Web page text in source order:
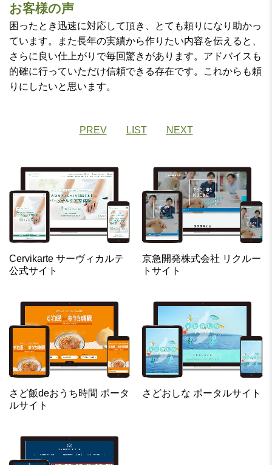
お客様の声
困ったとき迅速に対応して頂き、とても頼りになり助かっ
ています。また長年の実績から作りたい内容を伝えると、
さらに良い仕上がりで毎回驚きがあります。アドバイスも
的確に行っていただけ信頼できる存在です。これからも頼
りにしたいと思います。
PREV LIST NEXT
Cervikarte サーヴィカルテ
公式サイト
京急開発株式会社 リクルー
トサイト
さど飯deおうち時間 ポータ
ルサイト
さどおしな ポータルサイト